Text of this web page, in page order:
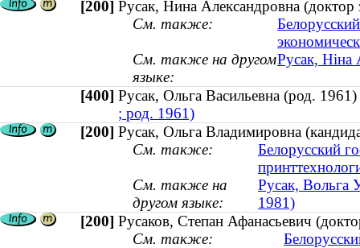
[200] Русак, Нина Александровна
См. также:
См. также на другом
языке:
Русак, Ніна
[400] Русак, Ольга Васильевна (род.
; род. 1961)
[200] Русак, Ольга Владимировна
См. также:
Белорусский
См. также на
другом языке:
Русак, Вольга
1981)
[200] Русаков, Степан Афанасьевич
См. также: